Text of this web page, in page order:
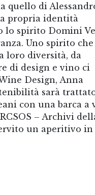
quello di
propria identità
lo spirito Domini
Uno spirito
loro diversità, da
di design e vino ci
Design, Anna
sarà
con una barca a
– Archivi
un aperitivo in